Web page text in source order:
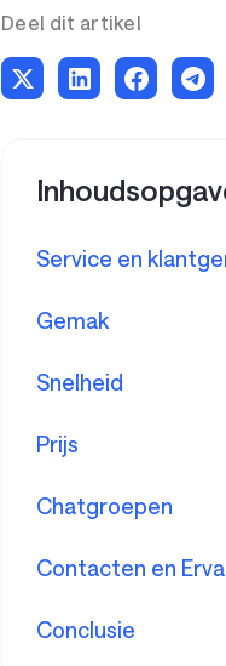
Deel dit artikel
Service en
Gemak
Snelheid
Prijs
Chatgroepen
‍Contacten en
Conclusie